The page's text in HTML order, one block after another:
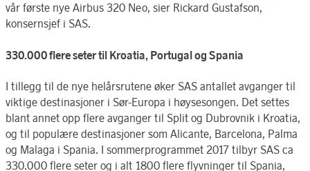
vår første nye Airbus 320 Neo, sier Rickard Gustafson,
konsernsjef i SAS.
330.000flere seter til Kroatia, Portugal og Spania
I tillegg til de nye helårsrutene øker SAS antallet avganger til
viktige destinasjoner i Sør-Europa i høysesongen. Det settes
blant annet opp flere avganger til Split og Dubrovnik i Kroatia,
og til populære destinasjoner som Alicante, Barcelona, Palma
og Malaga i Spania. I sommerprogrammet 2017 tilbyr SAS ca
330.000 flere seter og i alt 1800 flere flyvninger til Spania,